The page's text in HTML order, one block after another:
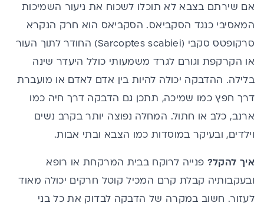
אם שירתם בצבא לא תוכלו לשכוח את ניעור השמיכות
המאסיבי כנגד הסקביאס. הסקביאס הוא חרק הנקרא
סרקופטס סקבי (Sarcoptes scabiei) החודר לתוך העור
או הקרקפת וגורם לגרד משמעותי כולל היעדר שינה
בלילה. ההדבקה יכולה להיות בין אדם לאדם או מועברת
דרך חפץ כמו שמיכה, תתכן גם הדבקה דרך חיה כמו
ארנב, כלב או חתול. המחלה נפוצה יותר בקרב נשים
וילדים, ובעיקר במוסדות כמו הצבא ובתי אבות.
איך להקל? פנייה לרוקח בבית המרקחת או רופא
ובעקבותיה קבלת קרם המכיל קוטל חרקים יכולה מאוד
לעזור. חשוב במקרה של הדבקה לבדוק את כל בני